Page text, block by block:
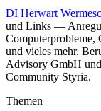
DI Herwart
und Links —
Computerprobleme,
und vieles mehr.
Advisory GmbH
Community Styria.
Themen